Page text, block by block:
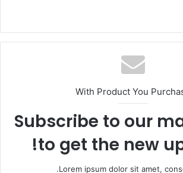
With Product You
Subscribe to our
to get the new
Lorem ipsum dolor sit amet,